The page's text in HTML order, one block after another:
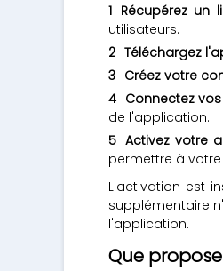
Récupérez un
utilisateurs.
Téléchargez
Créez votre
Connectez
de l'application.
Activez votre
permettre à
L'activation est
supplémentaire
l'application.
Que